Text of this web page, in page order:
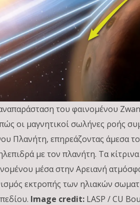
του φαινομένου
οι μαγνητικοί σωλήνες ροής
Πλανήτη, επηρεάζοντας άμεσα
με τον πλανήτη. Τα
μέσα στην Αρειανή
εκτροπής των ηλιακών
Image credit: LASP / CU